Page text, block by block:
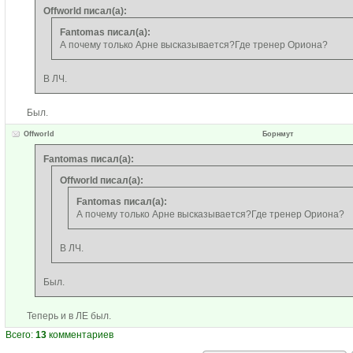
Offworld писал(а):
Fantomas писал(а):
А почему только Арне высказывается?Где тренер Ориона?
В ЛЧ.
Был.
Offworld Борнмут
Fantomas писал(а):
Offworld писал(а):
Fantomas писал(а):
А почему только Арне высказывается?Где тренер Ориона?
В ЛЧ.
Был.
Теперь и в ЛЕ был.
Всего: 13 комментариев